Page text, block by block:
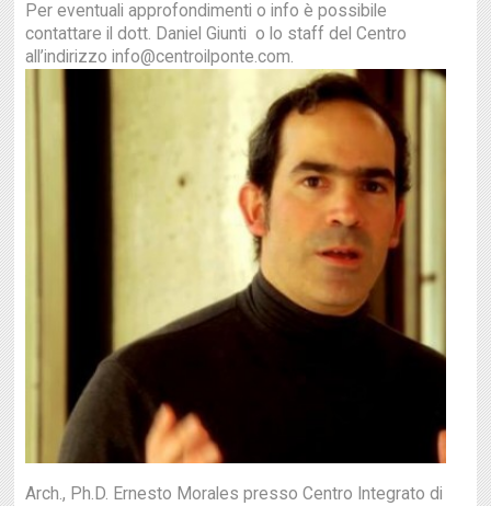
Per eventuali approfondimenti o info è possibile
contattare il dott. Daniel Giunti o lo staff del Centro
all’indirizzo info@centroilponte.com.
Arch., Ph.D. Ernesto Morales presso Centro Integrato di